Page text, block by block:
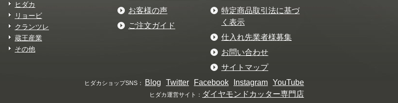
ヒダカ
リョービ
クランツレ
蔵王産業
その他
お客様の声
ご注文ガイド
特定商品取引法に基づ
く表示
仕入れ先業者様募集
お問い合わせ
サイトマップ
ヒダカショップSNS： Blog Twitter Facebook Instagram YouTube
ヒダカ運営サイト： ダイヤモンドカッター専門店